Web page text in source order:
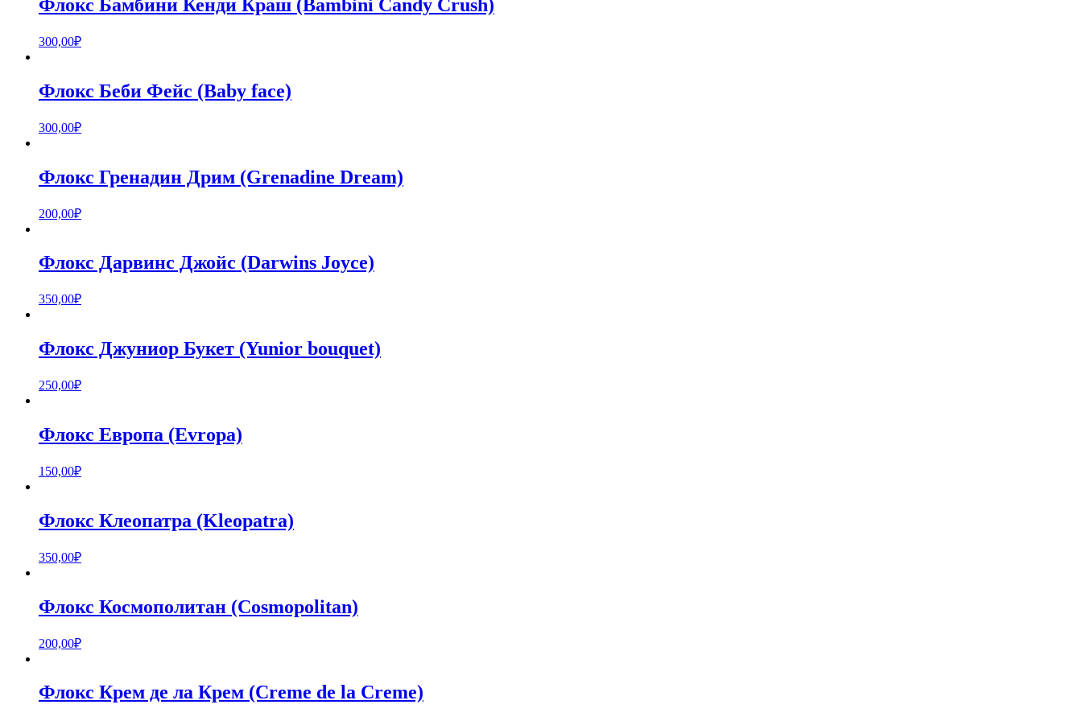
Флокс Бамбини Кенди Краш (Bambini Candy Crush)
300,00₽
Флокс Беби Фейс (Baby face)
300,00₽
Флокс Гренадин Дрим (Grenadine Dream)
200,00₽
Флокс Дарвинс Джойс (Darwins Joyce)
350,00₽
Флокс Джуниор Букет (Yunior bouquet)
250,00₽
Флокс Европа (Evropa)
150,00₽
Флокс Клеопатра (Kleopatra)
350,00₽
Флокс Космополитан (Cosmopolitan)
200,00₽
Флокс Крем де ла Крем (Creme de la Creme)